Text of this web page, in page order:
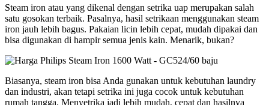
Steam iron atau yang dikenal dengan setrika uap merupakan salah
satu gosokan terbaik. Pasalnya, hasil setrikaan menggunakan steam
iron jauh lebih bagus. Pakaian licin lebih cepat, mudah dipakai dan
bisa digunakan di hampir semua jenis kain. Menarik, bukan?
Biasanya, steam iron bisa Anda gunakan untuk kebutuhan laundry
dan industri, akan tetapi setrika ini juga cocok untuk kebutuhan
rumah tangga. Menyetrika jadi lebih mudah, cepat dan hasilnya